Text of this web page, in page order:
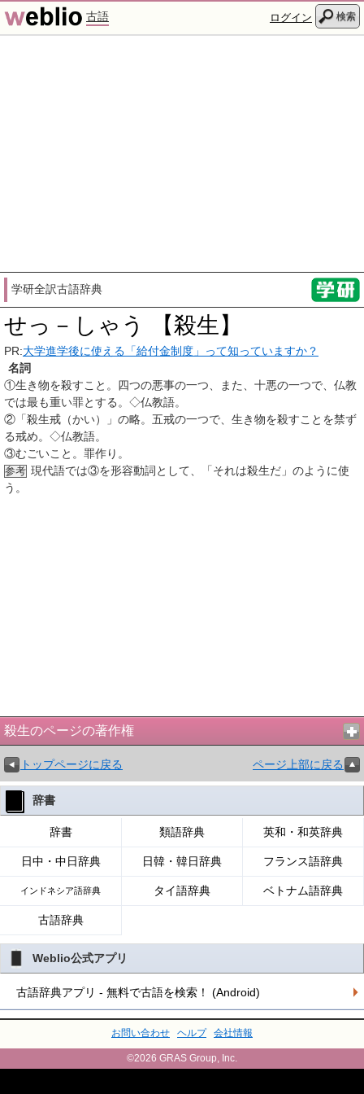
古語 ログイン 検索
学研全訳古語辞典
せっ－しゃう 【殺生】
PR:大学進学後に使える「給付金制度」って知っていますか？
名詞
①生き物を殺すこと。四つの悪事の一つ、また、十悪の一つで、仏教
では最も重い罪とする。◇仏教語。
② 「殺生戒（かい）」の略。五戒の一つで、生き物を殺すことを禁ず
る戒め。◇仏教語。
③むごいこと。罪作り。
参考 現代語では③を形容動詞として、「それは殺生だ」のように使
う。
殺生のページの著作権
トップページに戻る ページ上部に戻る
辞書
辞書 類語辞典 英和・和英辞典
日中・中日辞典 日韓・韓日辞典 フランス語辞典
インドネシア語辞典 タイ語辞典 ベトナム語辞典
古語辞典
Weblio公式アプリ
古語辞典アプリ - 無料で古語を検索！ (Android)
お問い合わせ ヘルプ 会社情報
©2026 GRAS Group, Inc.